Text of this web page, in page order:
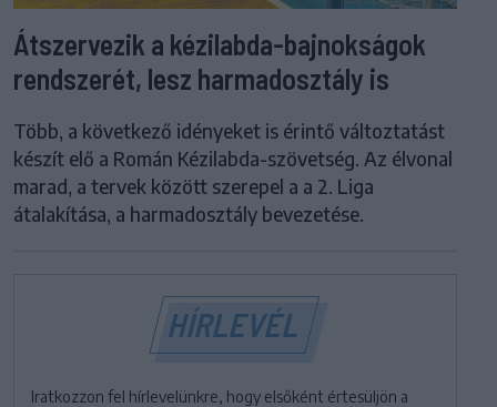
Átszervezik a kézilabda-bajnokságok
rendszerét, lesz harmadosztály is
Több, a következő idényeket is érintő változtatást
készít elő a Román Kézilabda-szövetség. Az élvonal
marad, a tervek között szerepel a a 2. Liga
átalakítása, a harmadosztály bevezetése.
HÍRLEVÉL
Iratkozzon fel hírlevelünkre, hogy elsőként értesüljön a